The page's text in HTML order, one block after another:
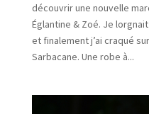
découvrir une nouvelle
Églantine & Zoé. Je
et finalement j’ai craqué
Sarbacane. Une robe à...